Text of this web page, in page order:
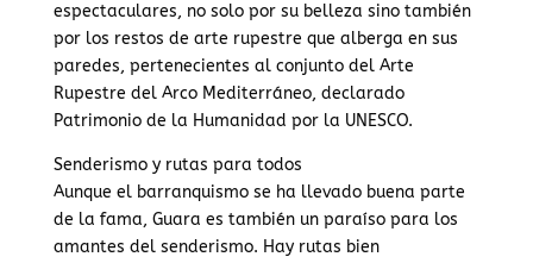
espectaculares, no solo por su belleza sino también
por los restos de arte rupestre que alberga en sus
paredes, pertenecientes al conjunto del Arte
Rupestre del Arco Mediterráneo, declarado
Patrimonio de la Humanidad por la UNESCO.
Senderismo y rutas para todos
Aunque el barranquismo se ha llevado buena parte
de la fama, Guara es también un paraíso para los
amantes del senderismo. Hay rutas bien